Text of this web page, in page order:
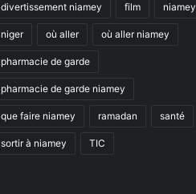
divertissement niamey film niamey
niger où aller où aller niamey
pharmacie de garde
pharmacie de garde niamey
que faire niamey ramadan santé
sortir à niamey TIC